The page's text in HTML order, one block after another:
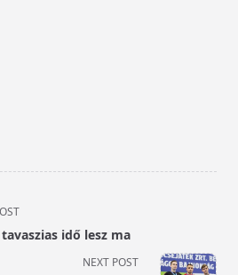
idő lesz ma
NEXT POST